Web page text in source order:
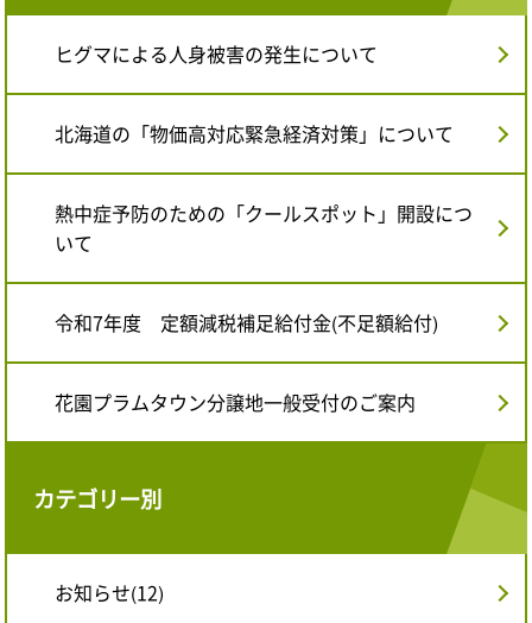
ヒグマによる人身被害の発生について
北海道の「物価高対応緊急経済対策」について
熱中症予防のための「クールスポット」開設につ
いて
令和7年度 定額減税補足給付金(不足額給付)
花園プラムタウン分譲地一般受付のご案内
カテゴリー別
お知らせ(12)